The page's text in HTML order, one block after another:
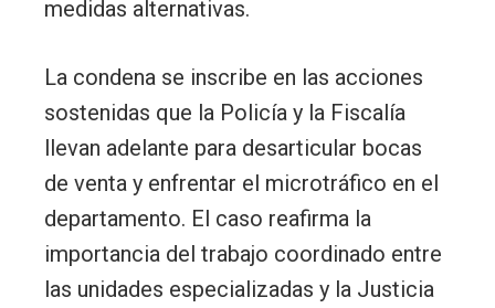
medidas alternativas.
La condena se inscribe en las acciones
sostenidas que la Policía y la Fiscalía
llevan adelante para desarticular bocas
de venta y enfrentar el microtráfico en el
departamento. El caso reafirma la
importancia del trabajo coordinado entre
las unidades especializadas y la Justicia